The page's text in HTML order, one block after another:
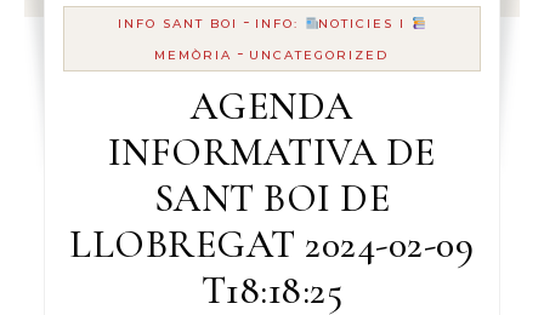
INFO SANT BOI - INFO:
NOTICIES I
MEMÒRIA - UNCATEGORIZED
AGENDA
INFORMATIVA DE
SANT BOI DE
LLOBREGAT 2024-02-09
T18:18:25